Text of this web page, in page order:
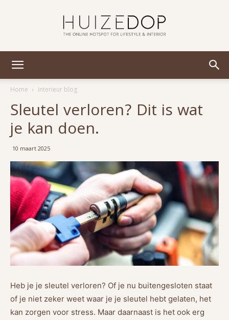
Home
Interieur blog
Sleutel verloren? Dit is wat
je kan doen.
10 maart 2025
Heb je je sleutel verloren? Of je nu buitengesloten staat
of je niet zeker weet waar je je sleutel hebt gelaten, het
kan zorgen voor stress. Maar daarnaast is het ook erg